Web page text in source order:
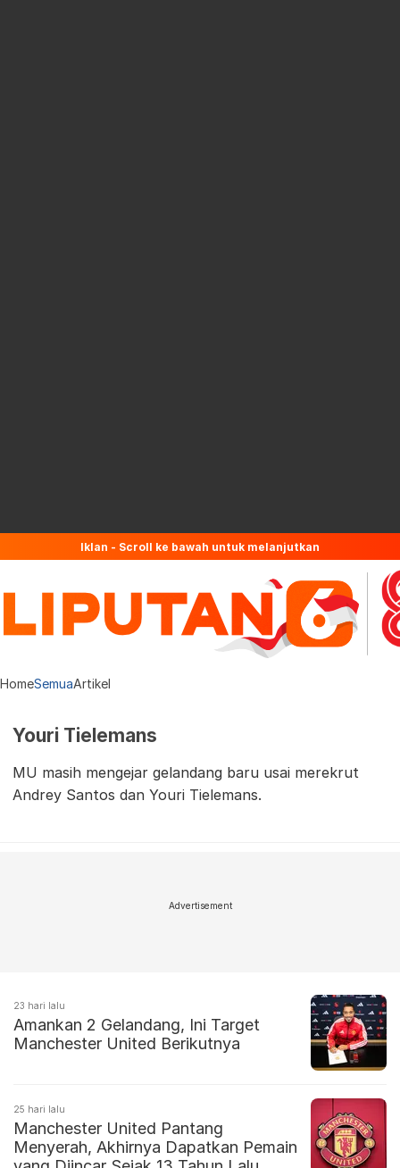
Iklan - Scroll ke bawah untuk melanjutkan
HomeSemuaArtikel
Youri Tielemans
MU masih mengejar gelandang baru usai merekrut
Andrey Santos dan Youri Tielemans.
Advertisement
23 hari lalu
Amankan 2 Gelandang, Ini Target
Manchester United Berikutnya
25 hari lalu
Manchester United Pantang
Menyerah, Akhirnya Dapatkan Pemain